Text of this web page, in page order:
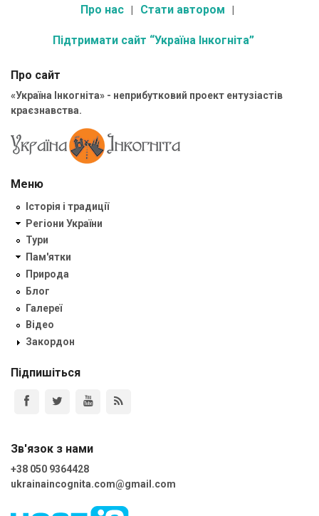
Про нас Стати автором
Підтримати сайт “Україна Інкогніта”
Про сайт
«Україна Інкогніта» - неприбутковий проект ентузіастів
краєзнавства.
Меню
Історія і традиції
Регіони України
Тури
Пам'ятки
Природа
Блог
Галереї
Відео
Закордон
Підпишіться
Зв'язок з нами
+38 050 9364428
ukrainaincognita.com@gmail.com